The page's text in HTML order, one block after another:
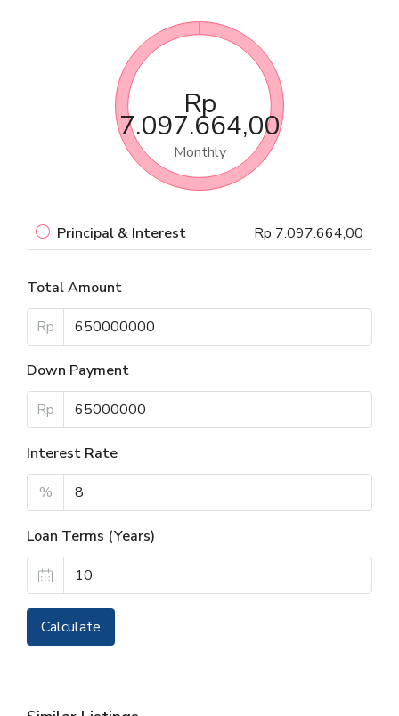
Rp
7.097.664,00
Monthly
Principal & Interest Rp 7.097.664,00
Total Amount
Rp
Down Payment
Rp
Interest Rate
%
Loan Terms (Years)
Calculate